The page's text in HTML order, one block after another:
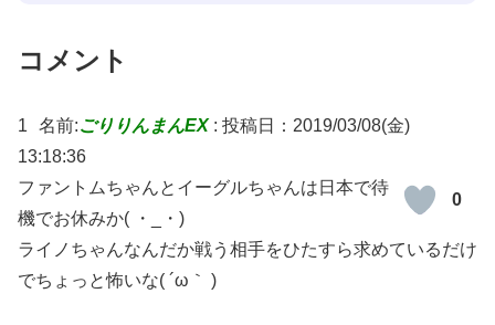
コメント
1 名前:ごりりんまんEX: 投稿日：2019/03/08(金)
13:18:36
0
ファントムちゃんとイーグルちゃんは日本で待
機でお休みか( ・_・)
ライノちゃんなんだか戦う相手をひたすら求めているだけ
でちょっと怖いな( ´ω｀ )